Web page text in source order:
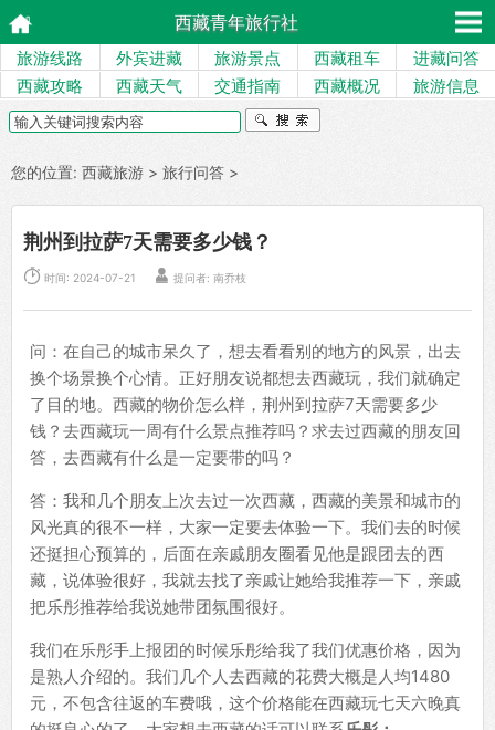
西藏青年旅行社
旅游线路 外宾进藏 旅游景点 西藏租车
进藏问答
西藏攻略
西藏天气 交通指南 西藏概况 旅游信息
您的位置: 西藏旅游 > 旅行问答 >
荆州到拉萨7天需要多少钱？
 时间: 2024-07-21  提问者: 南乔枝
问：在自己的城市呆久了，想去看看别的地方的风景，出去
换个场景换个心情。正好朋友说都想去西藏玩，我们就确定
了目的地。西藏的物价怎么样，荆州到拉萨7天需要多少
钱？去西藏玩一周有什么景点推荐吗？求去过西藏的朋友回
答，去西藏有什么是一定要带的吗？
答：我和几个朋友上次去过一次西藏，西藏的美景和城市的
风光真的很不一样，大家一定要去体验一下。我们去的时候
还挺担心预算的，后面在亲戚朋友圈看见他是跟团去的西
藏，说体验很好，我就去找了亲戚让她给我推荐一下，亲戚
把乐彤推荐给我说她带团氛围很好。
我们在乐彤手上报团的时候乐彤给我了我们优惠价格，因为
是熟人介绍的。我们几个人去西藏的花费大概是人均1480
元，不包含往返的车费哦，这个价格能在西藏玩七天六晚真